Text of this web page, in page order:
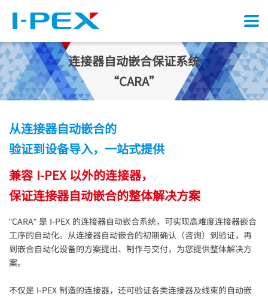
连接器自动嵌合保证系统
“CARA”
从连接器自动嵌合的
验证到设备导入，一站式提供
兼容 I-PEX以外的连接器，
保证连接器自动嵌合的整体解决方案
"CARA" 是 I-PEX 的连接器自动嵌合系统，可实现高难度连接器嵌合
工序的自动化。从连接器自动嵌合的初期确认（咨询）到验证，再
到嵌合自动化设备的方案提出、制作与交付，为您提供整体解决方
案。
不仅是 I-PEX 制造的连接器，还可验证各类连接器及线束的自动嵌